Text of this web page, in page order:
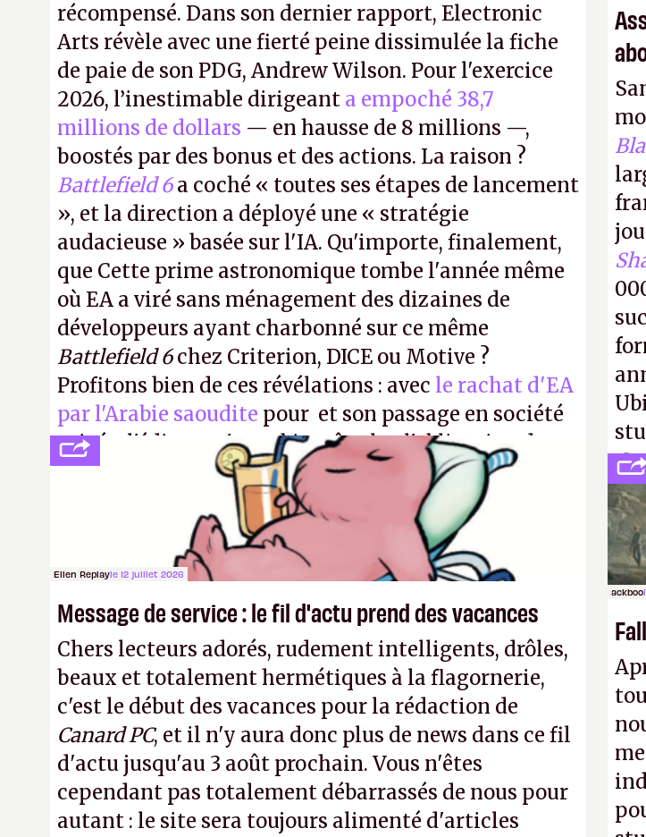
récompensé. Dans son dernier rapport, Electronic
Arts révèle avec une fierté peine dissimulée la fiche
de paie de son PDG, Andrew Wilson. Pour l'exercice
2026, l’inestimable dirigeant a empoché 38,7
millions de dollars — en hausse de 8 millions —,
boostés par des bonus et des actions. La raison ?
Battlefield 6a coché « toutes ses étapes de lancement
», et la direction a déployé une « stratégie
audacieuse » basée sur l'IA. Qu'importe, finalement,
que Cette prime astronomique tombe l'année même
où EA a viré sans ménagement des dizaines de
développeurs ayant charbonné sur ce même
Battlefield 6chez Criterion, DICE ou Motive ?
Profitons bien de ces révélations : avec le rachat d'EA
par l'Arabie saoudite pour et son passage en société
privée, l'éditeur n'aura bientôt plus l'obligation de
publier ses bilans. Encore une victoire pour la
Ellen Replayle 12 juillet 2026
Message de service : le fil d'actu prend des vacances
Chers lecteurs adorés, rudement intelligents, drôles,
beaux et totalement hermétiques à la flagornerie,
c'est le début des vacances pour la rédaction de
Canard PC, et il n'y aura donc plus de news dans ce fil
d'actu jusqu'au 3 août prochain. Vous n'êtes
cependant pas totalement débarrassés de nous pour
autant : le site sera toujours alimenté d'articles
ackboo